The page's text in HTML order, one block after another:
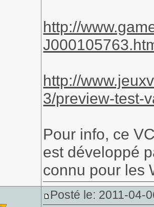
http://
http://
3/preview-test-
Pour info, ce
est développé
connu pour les
Posté le: 2011-04-